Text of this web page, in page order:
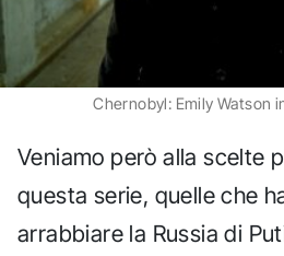
Chernobyl: Emily Watson
Veniamo però alla scelte
questa serie, quelle che
arrabbiare la Russia di